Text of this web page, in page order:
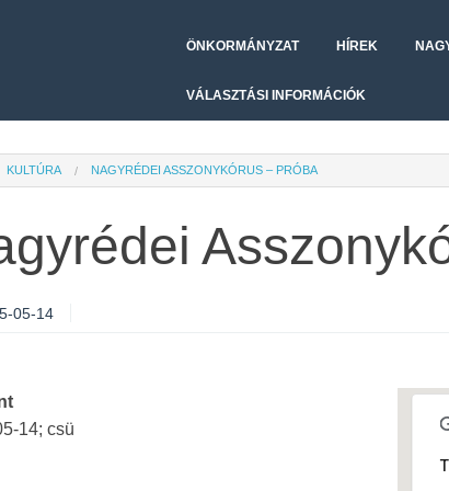
ÖNKORMÁNYZAT HÍREK
VÁLASZTÁSI INFORMÁCIÓK
KULTÚRA NAGYRÉDEI ASSZONYKÓRUS – PRÓBA
05-14
14; csü